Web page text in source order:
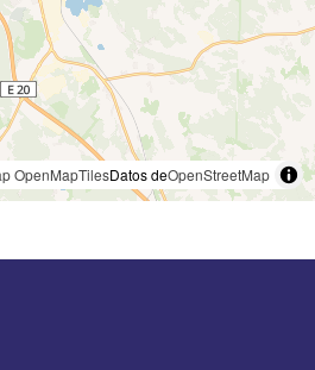
OpenMapTilesDatos deOpenStreetMap